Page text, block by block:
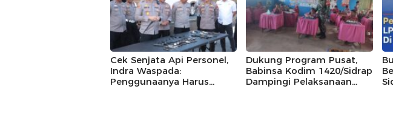
Cek Senjata Api Personel,
Indra Waspada:
Penggunaanya Harus
Dukung Program Pusat,
Babinsa Kodim 1420/Sidrap
Dampingi Pelaksanaan